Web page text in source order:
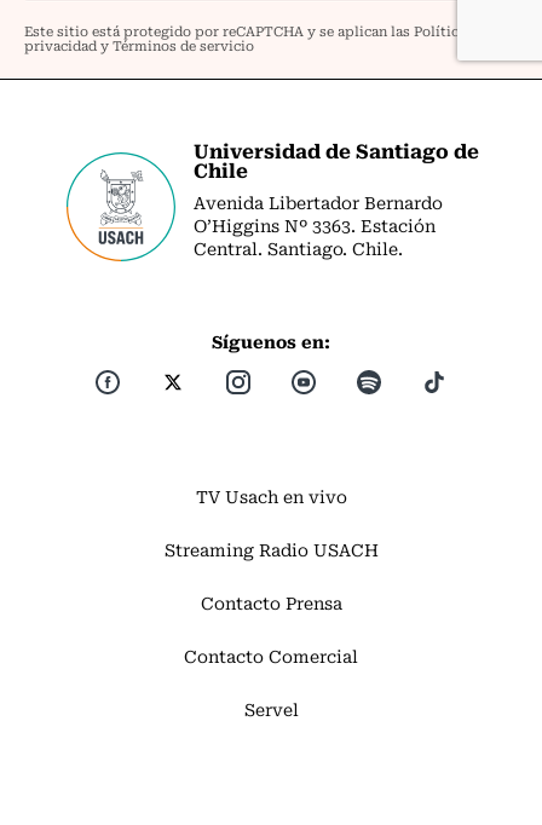
Universidad de Santiago de
Chile
Avenida Libertador Bernardo
O’Higgins Nº 3363. Estación
Central. Santiago. Chile.
Síguenos en:
TV Usach en vivo
Streaming Radio USACH
Contacto Prensa
Contacto Comercial
Servel